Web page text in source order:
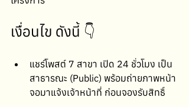
เงื่อนไข ดังนี้ 👇
แชร์โพสต์ 7 สาขา เปิด 24 ชั่วโมง เป็น
สาธารณะ (Public) พร้อมถ่ายภาพหน้า
จอมาแจ้งเจ้าหน้าที่ ก่อนจองรับสิทธิ์